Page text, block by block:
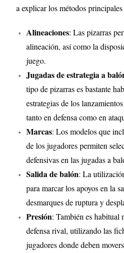
a explicar los métodos principales
Alineaciones: Las pizarras
alineación, así como la
juego.
Jugadas deestrategiaa
tipo de pizarras es bastante
estrategias de los
tanto en defensa como en
Marcas: Los modelos que
de los jugadores permiten
defensivas en las jugadas a
Salida de balón: La
para marcar los apoyos en la
desmarques de ruptura y
Presión: También es habitual
defensa rival, utilizando las
jugadores donde deben